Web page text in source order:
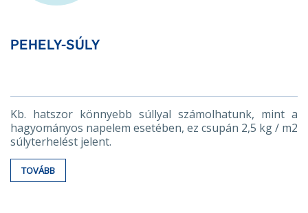
PEHELY-SÚLY
Kb. hatszor könnyebb súllyal számolhatunk, mint a
hagyományos napelem esetében, ez csupán 2,5 kg / m2
súlyterhelést jelent.
TOVÁBB